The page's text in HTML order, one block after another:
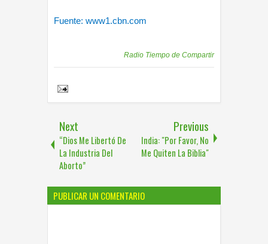
Fuente: www1.cbn.com
Radio Tiempo de Compartir
Next
“Dios Me Libertó De
La Industria Del
Aborto”
Previous
India: "Por Favor, No
Me Quiten La Biblia"
PUBLICAR UN COMENTARIO